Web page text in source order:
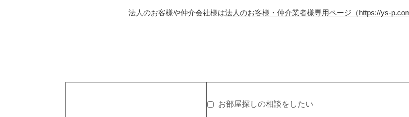
法人のお客様や仲介会社様は法人のお客様・仲介業者様専用ページ（https://ys-
お部屋探しの相談をしたい